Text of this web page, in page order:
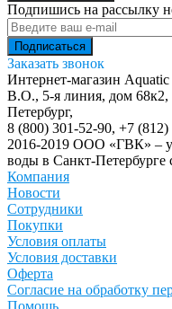
Подпишись на рассылку
Заказать звонок
Интернет-магазин
В.О., 5-я линия, дом 68к2,
Петербург,
8 (800) 301-52-90, +7 (812)
2016-2019 ООО «ГВК» – у
воды в Санкт-Петербурге
Компания
Новости
Сотрудники
Покупки
Условия оплаты
Условия доставки
Оферта
Согласие на обработку
Помощь